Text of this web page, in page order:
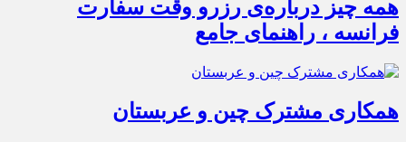
همه چیز درباره‌ی رزرو وقت سفارت
فرانسه ، راهنمای جامع
همکاری مشترک چین و عربستان